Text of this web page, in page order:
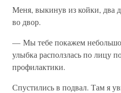
Меня, выкинув из койки, два
во двор.
— Мы тебе покажем
улыбка расползлась по лицу
профилактики.
Спустились в подвал. Там я